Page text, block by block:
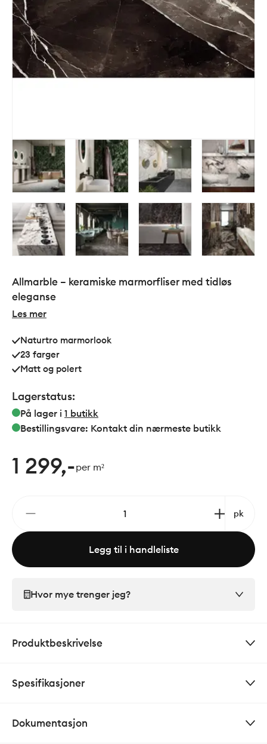
Allmarble – keramiske marmorfliser med tidløs
eleganse
Les mer
Naturtro marmorlook
23 farger
Matt og polert
Lagerstatus:
På lager i 1 butikk
Bestillingsvare: Kontakt din nærmeste butikk
1 299,-per m²
pk
Legg til i handleliste
Hvor mye trenger jeg?
Produktbeskrivelse
Spesifikasjoner
Dokumentasjon